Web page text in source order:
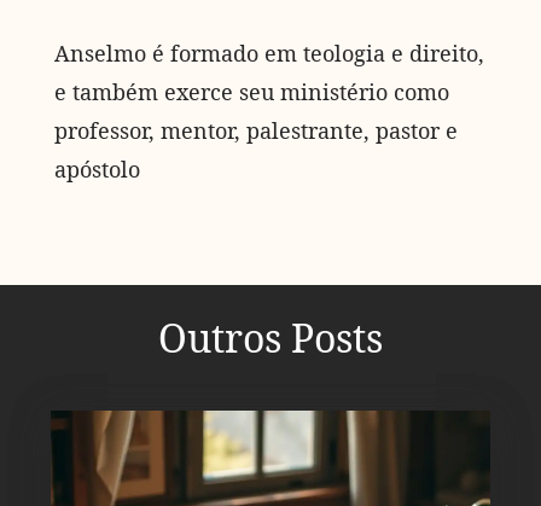
Anselmo é formado em teologia e direito,
e também exerce seu ministério como
professor, mentor, palestrante, pastor e
apóstolo
Outros Posts